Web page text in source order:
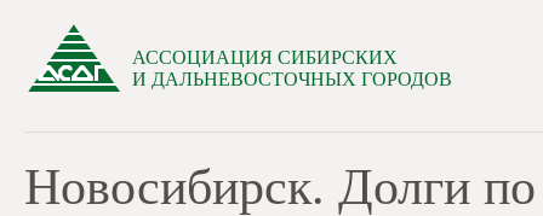
АССОЦИАЦИЯ СИБИРСКИХ
И ДАЛЬНЕВОСТОЧНЫХ ГОРОДОВ
Новосибирск. Долги